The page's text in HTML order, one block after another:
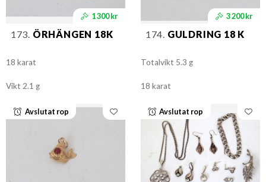
1 300 kr
173. ÖRHÄNGEN 18K
18 karat
Vikt 2.1 g
3 200 kr
174. GULDRING 18 K
Totalvikt 5.3 g
18 karat
Avslutat rop Avslutat rop